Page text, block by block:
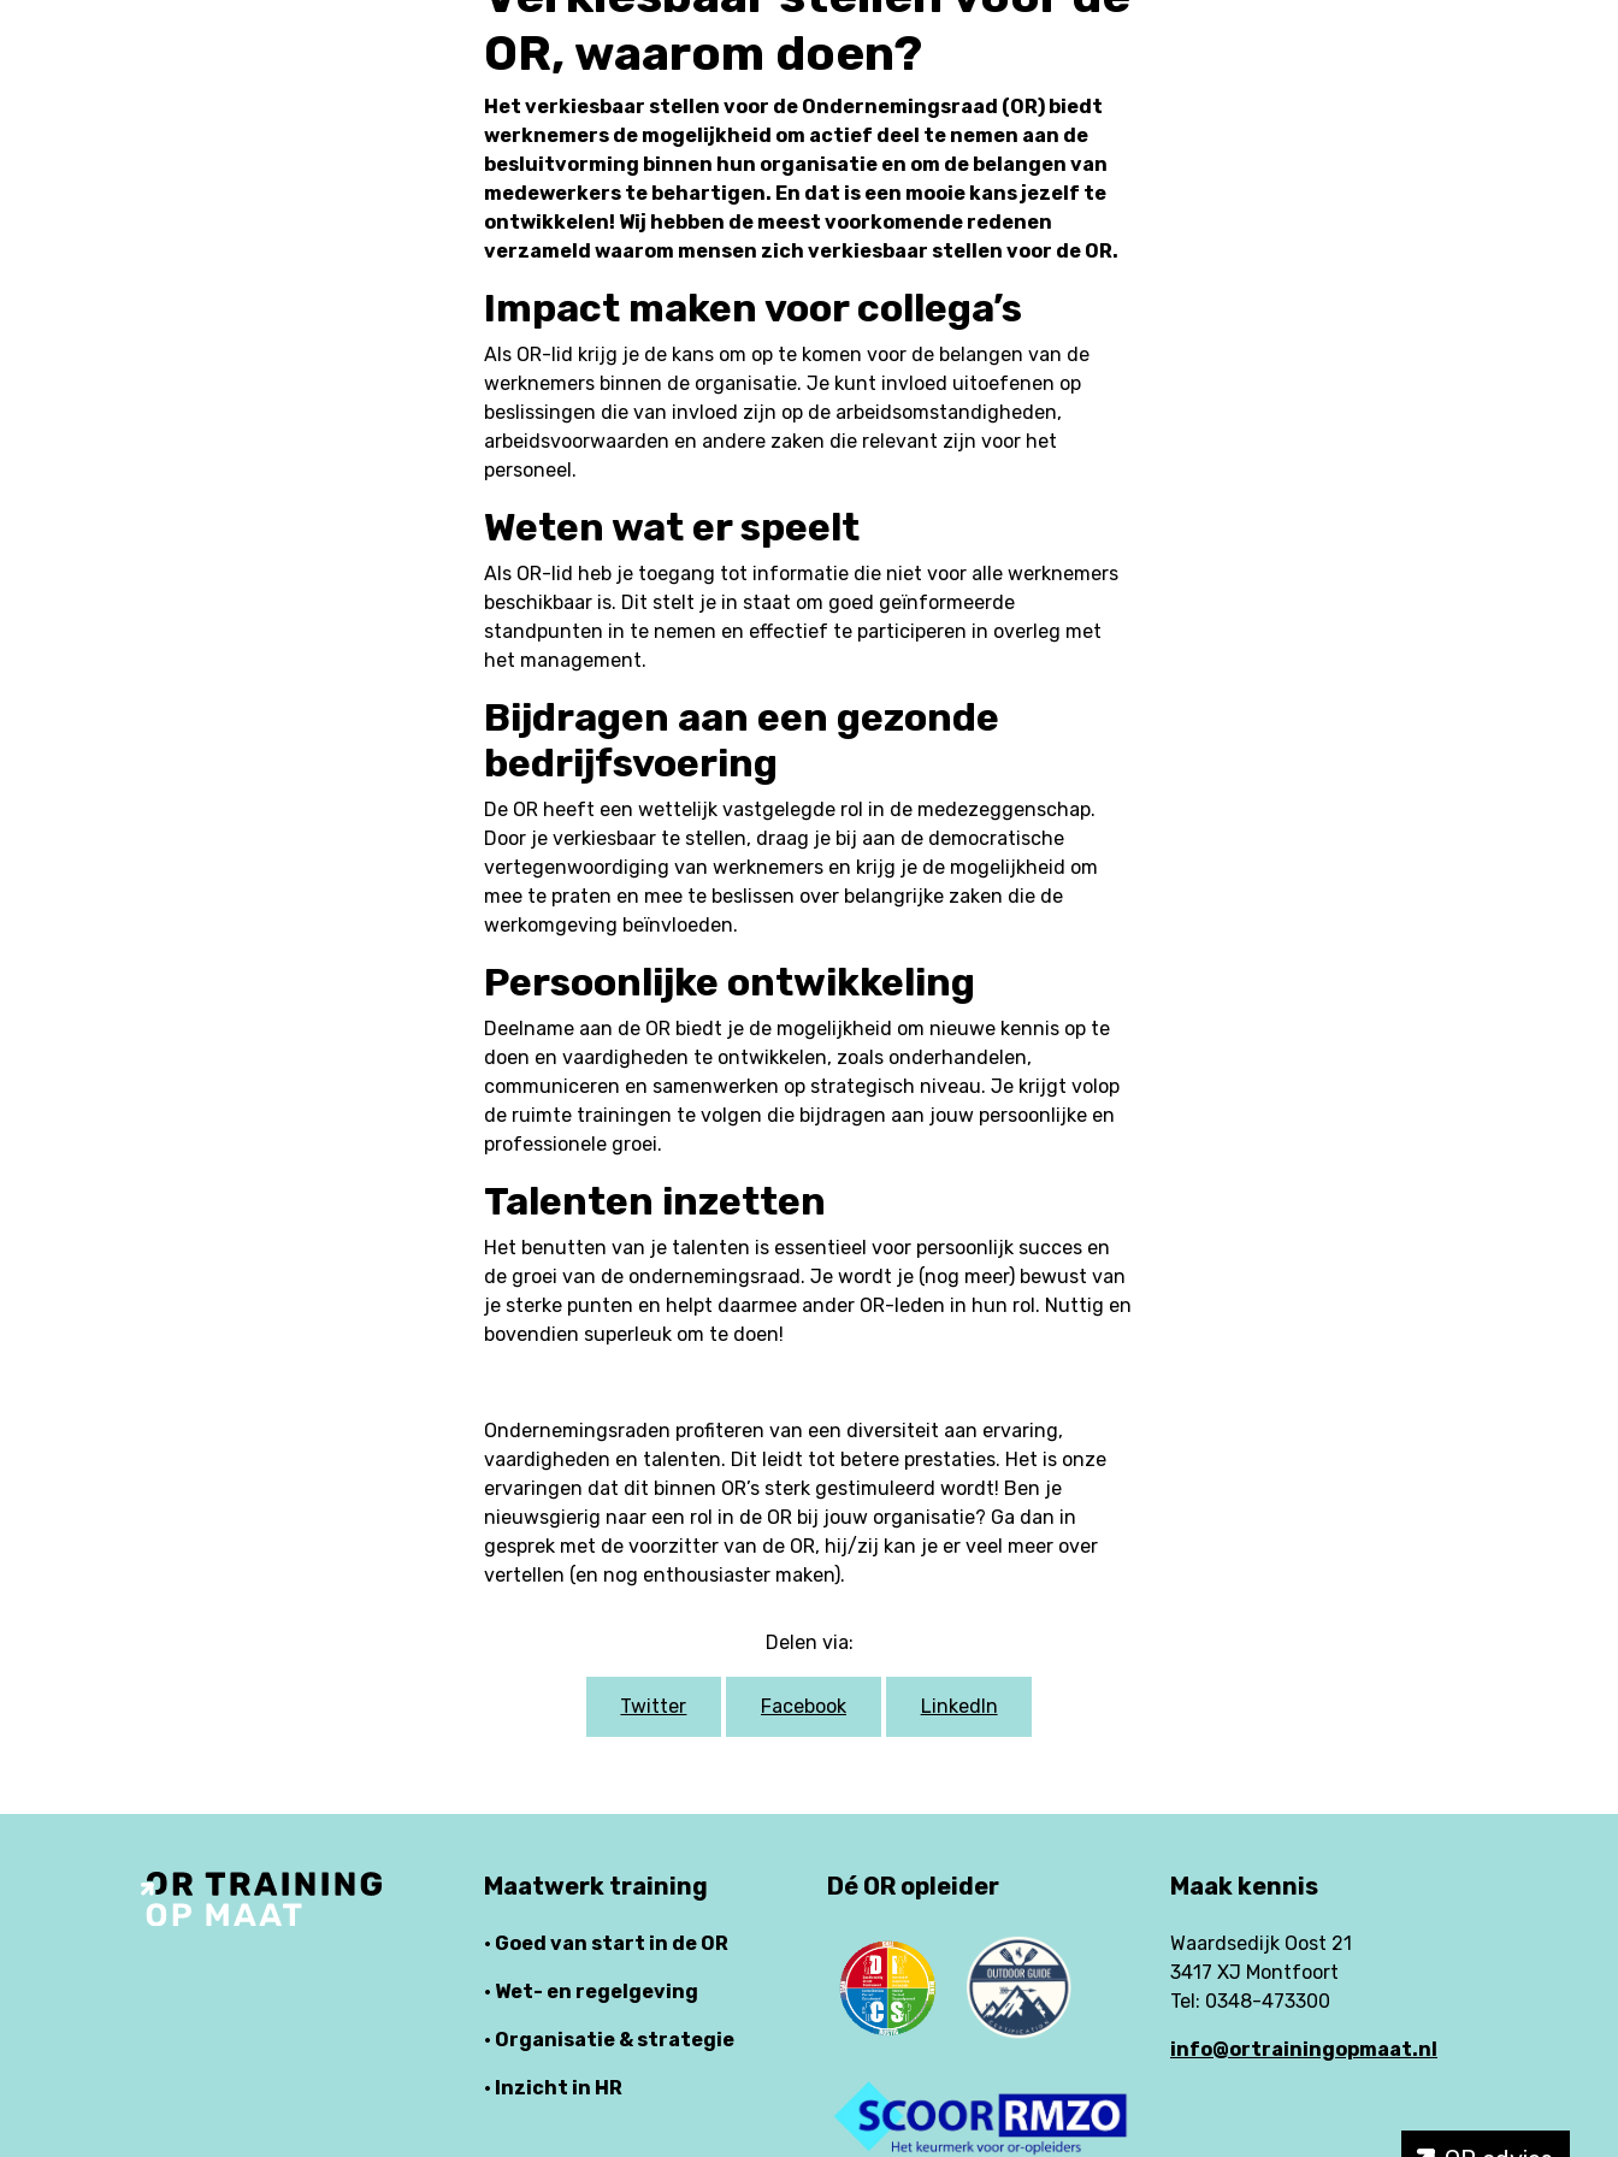
OR, waarom doen?
Het verkiesbaar stellen voor de Ondernemingsraad (OR) biedt
werknemers de mogelijkheid om actief deel te nemen aan de
besluitvorming binnen hun organisatie en om de belangen van
medewerkers te behartigen. En dat is een mooie kans jezelf te
ontwikkelen! Wij hebben de meest voorkomende redenen
verzameld waarom mensen zich verkiesbaar stellen voor de OR.
Impact maken voor collega’s
Als OR-lid krijg je de kans om op te komen voor de belangen van de
werknemers binnen de organisatie. Je kunt invloed uitoefenen op
beslissingen die van invloed zijn op de arbeidsomstandigheden,
arbeidsvoorwaarden en andere zaken die relevant zijn voor het
personeel.
Weten wat er speelt
Als OR-lid heb je toegang tot informatie die niet voor alle werknemers
beschikbaar is. Dit stelt je in staat om goed geïnformeerde
standpunten in te nemen en effectief te participeren in overleg met
het management.
Bijdragen aan een gezonde
bedrijfsvoering
De OR heeft een wettelijk vastgelegde rol in de medezeggenschap.
Door je verkiesbaar te stellen, draag je bij aan de democratische
vertegenwoordiging van werknemers en krijg je de mogelijkheid om
mee te praten en mee te beslissen over belangrijke zaken die de
werkomgeving beïnvloeden.
Persoonlijke ontwikkeling
Deelname aan de OR biedt je de mogelijkheid om nieuwe kennis op te
doen en vaardigheden te ontwikkelen, zoals onderhandelen,
communiceren en samenwerken op strategisch niveau. Je krijgt volop
de ruimte trainingen te volgen die bijdragen aan jouw persoonlijke en
professionele groei.
Talenten inzetten
Het benutten van je talenten is essentieel voor persoonlijk succes en
de groei van de ondernemingsraad. Je wordt je (nog meer) bewust van
je sterke punten en helpt daarmee ander OR-leden in hun rol. Nuttig en
bovendien superleuk om te doen!
Ondernemingsraden profiteren van een diversiteit aan ervaring,
vaardigheden en talenten. Dit leidt tot betere prestaties. Het is onze
ervaringen dat dit binnen OR’s sterk gestimuleerd wordt! Ben je
nieuwsgierig naar een rol in de OR bij jouw organisatie? Ga dan in
gesprek met de voorzitter van de OR, hij/zij kan je er veel meer over
vertellen (en nog enthousiaster maken).
Delen via:
Twitter Facebook LinkedIn
Maatwerk training
· Goed van start in de OR
· Wet- en regelgeving
· Organisatie & strategie
· Inzicht in HR
Dé OR opleider Maak kennis
Waardsedijk Oost 21
3417 XJ Montfoort
Tel: 0348-473300
info@ortrainingopmaat.nl